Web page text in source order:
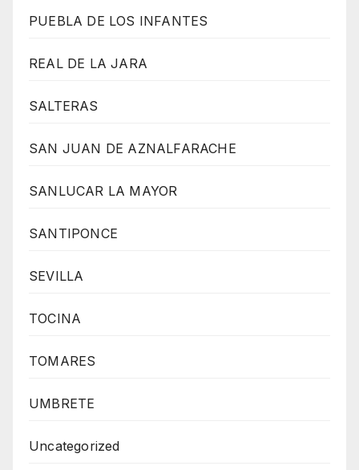
PUEBLA DE LOS INFANTES
REAL DE LA JARA
SALTERAS
SAN JUAN DE AZNALFARACHE
SANLUCAR LA MAYOR
SANTIPONCE
SEVILLA
TOCINA
TOMARES
UMBRETE
Uncategorized